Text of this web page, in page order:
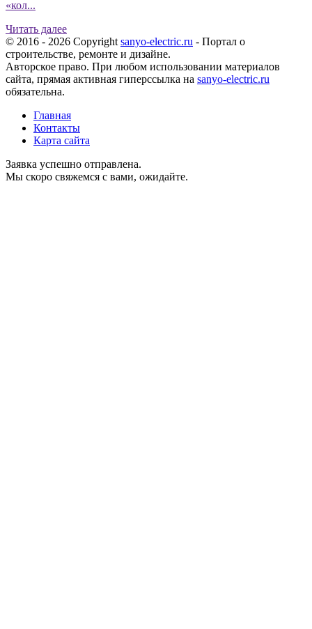
«кол...
Читать далее
© 2016 - 2026 Copyright sanyo-electric.ru - Портал о
строительстве, ремонте и дизайне.
Авторское право. При любом использовании материалов
сайта, прямая активная гиперссылка на sanyo-electric.ru
обязательна.
Главная
Контакты
Карта сайта
Заявка успешно отправлена.
Мы скоро свяжемся с вами, ожидайте.